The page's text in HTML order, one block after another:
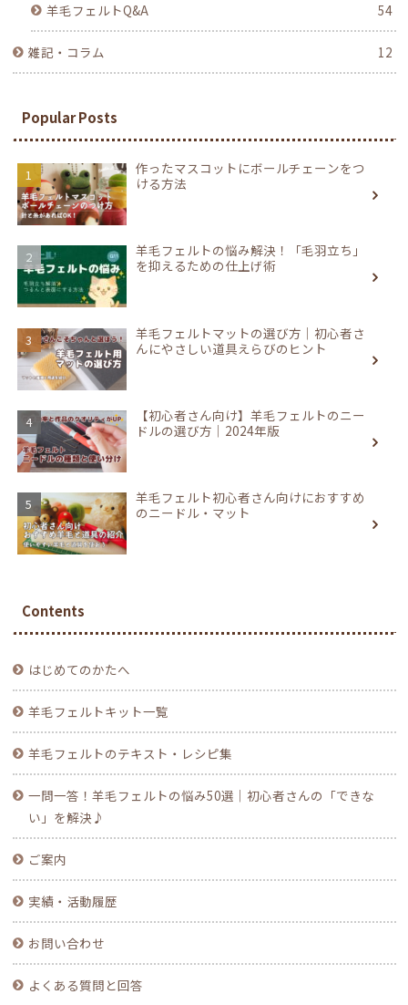
羊毛フェルトQ&A 54
雑記・コラム 12
Popular Posts
作ったマスコットにボールチェーンをつ
ける方法
羊毛フェルトの悩み解決！「毛羽立ち」
を抑えるための仕上げ術
羊毛フェルトマットの選び方｜初心者さ
んにやさしい道具えらびのヒント
【初心者さん向け】羊毛フェルトのニー
ドルの選び方｜2024年版
羊毛フェルト初心者さん向けにおすすめ
のニードル・マット
Contents
はじめてのかたへ
羊毛フェルトキット一覧
羊毛フェルトのテキスト・レシピ集
一問一答！羊毛フェルトの悩み50選｜初心者さんの「できな
い」を解決♪
ご案内
実績・活動履歴
お問い合わせ
よくある質問と回答